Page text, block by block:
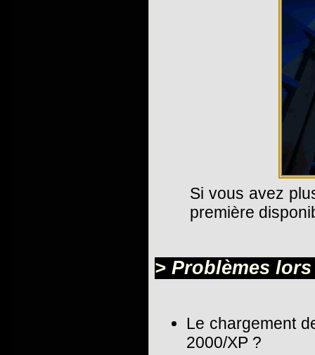
Si vous avez
première
> Problèmes
Le chargement
2000/XP ?